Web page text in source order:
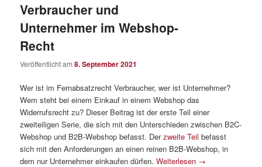
Verbraucher und
Unternehmer im Webshop-
Recht
Veröffentlicht am8. September 2021
Wer ist im Fernabsatzrecht Verbraucher, wer ist Unternehmer?
Wem steht bei einem Einkauf in einem Webshop das
Widerrufsrecht zu? Dieser Beitrag ist der erste Teil einer
zweiteiligen Serie, die sich mit den Unterschieden zwischen B2C-
Webshop und B2B-Webshop befasst. Derzweite Teil befasst
sich mit den Anforderungen an einen reinen B2B-Webshop, in
dem nur Unternehmer einkaufen dürfen.Weiterlesen →